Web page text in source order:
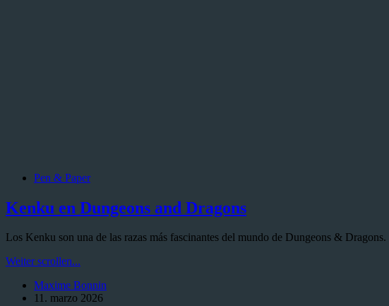
Pen & Paper
Kenku en Dungeons and Dragons
Los Kenku son una de las razas más fascinantes del mundo de Dungeons &
Weiter scrollen...
Dungeons
and
Maxime Bonnin
11. marzo 2026